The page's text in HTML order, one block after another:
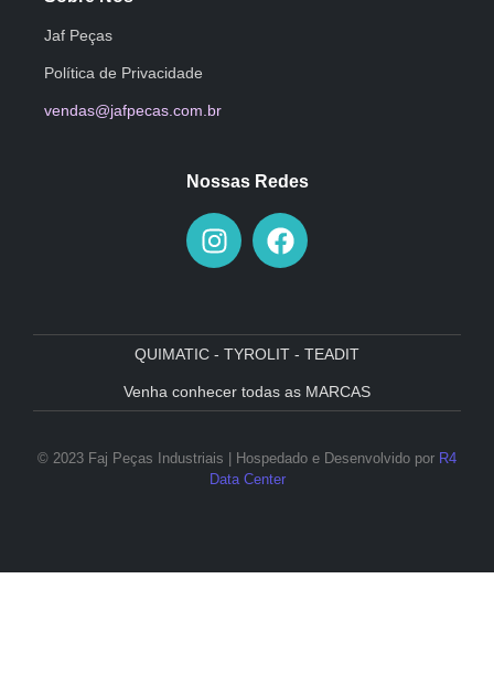
Jaf Peças
Política de Privacidade
vendas@jafpecas.com.br
Nossas Redes
QUIMATIC - TYROLIT - TEADIT
Venha conhecer todas as MARCAS
© 2023 Faj Peças Industriais | Hospedado e Desenvolvido por R4
Data Center